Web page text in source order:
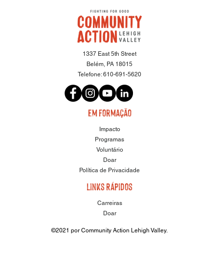
1337 East 5th Street
Belém, PA 18015
Telefone:610-691-5620
em formação
Impacto
Programas
Voluntário
Doar
Política de Privacidade
Links Rápidos
Carreiras
Doar
©2021 por Community Action Lehigh Valley.